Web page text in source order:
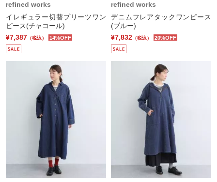
refined works
イレギュラー切替プリーツワン
ピース(チャコール)
¥7,387 （税込） 14%OFF
refined works
デニムフレアタックワンピース
(ブルー)
¥7,832 （税込） 20%OFF